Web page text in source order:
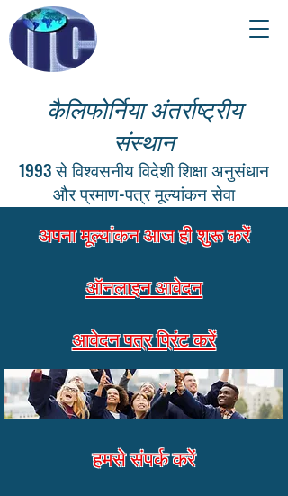
कैलिफोर्निया अंतर्राष्ट्रीय
संस्थान
1993 से विश्वसनीय विदेशी शिक्षा अनुसंधान
और प्रमाण-पत्र मूल्यांकन सेवा
अपना मूल्यांकन आज ही शुरू करें
ऑनलाइन आवेदन
आवेदन पत्र प्रिंट करें
हमसे संपर्क करें